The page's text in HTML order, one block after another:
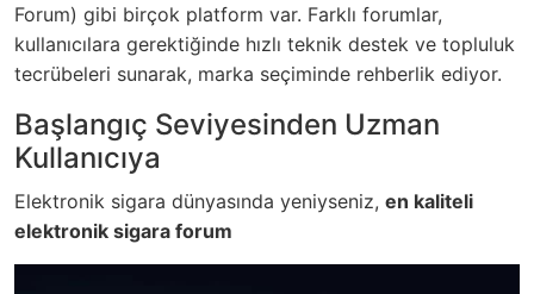
Forum) gibi birçok platform var. Farklı forumlar,
kullanıcılara gerektiğinde hızlı teknik destek ve topluluk
tecrübeleri sunarak, marka seçiminde rehberlik ediyor.
Başlangıç Seviyesinden Uzman
Kullanıcıya
Elektronik sigara dünyasında yeniyseniz, en kaliteli
elektronik sigara forum